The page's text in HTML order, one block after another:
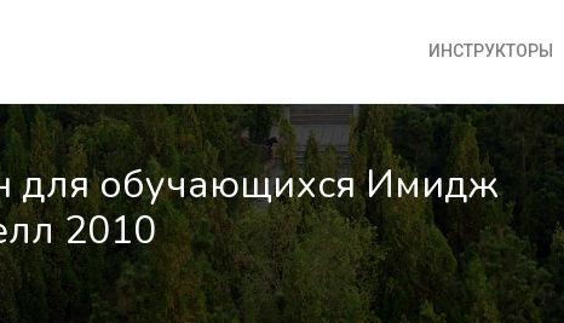
ИНСТРУКТОРЫ
для обучающихся Имидж
2010